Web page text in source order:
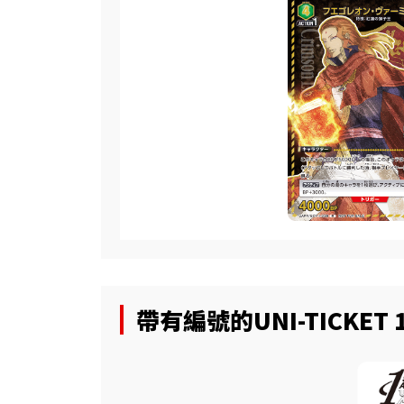
帶有編號的UNI-TICKET